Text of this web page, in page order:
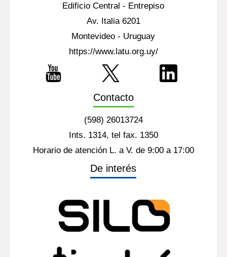
Edificio Central - Entrepiso
Av. Italia 6201
Montevideo - Uruguay
https://www.latu.org.uy/
Contacto
(598) 26013724
Ints. 1314, tel fax. 1350
Horario de atención L. a V. de 9:00 a 17:00
De interés